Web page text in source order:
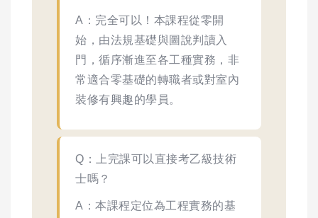
A：完全可以！本課程從零開
始，由法規基礎與圖說判讀入
門，循序漸進至各工種實務，非
常適合零基礎的轉職者或對室內
裝修有興趣的學員。
Q：上完課可以直接考乙級技術
士嗎？
A：本課程定位為工程實務的基